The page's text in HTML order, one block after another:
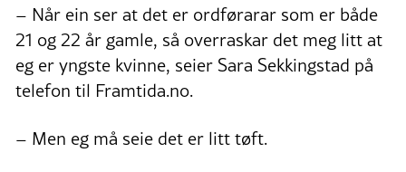
– Når ein ser at det er ordførarar som er både
21 og 22 år gamle, så overraskar det meg litt at
eg er yngste kvinne, seier Sara Sekkingstad på
telefon til Framtida.no.
– Men eg må seie det er litt tøft.